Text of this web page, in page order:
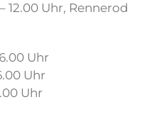
12.00 Uhr, Rennerod
Uhr
Uhr
Uhr